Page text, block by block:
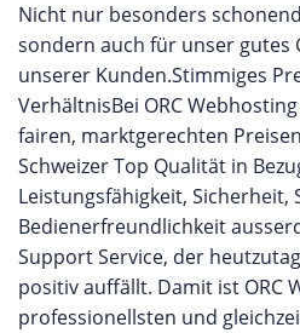
Nicht nur besonders
sondern auch für unser gutes
unserer Kunden.Stimmiges
VerhältnisBei ORC
fairen, marktgerechten
Schweizer Top Qualität in
Leistungsfähigkeit, Sicherheit,
Bedienerfreundlichkeit
Support Service, der
positiv auffällt. Damit ist ORC
professionellsten und